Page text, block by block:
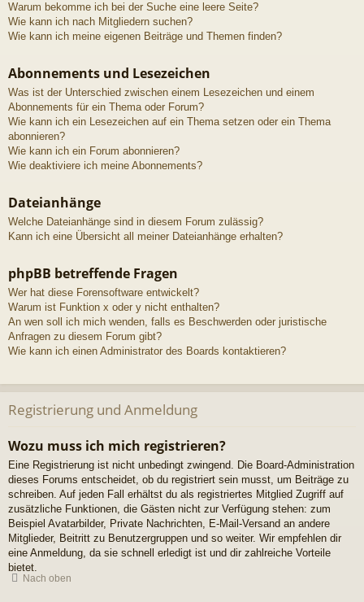
Warum bekomme ich bei der Suche eine leere Seite?
Wie kann ich nach Mitgliedern suchen?
Wie kann ich meine eigenen Beiträge und Themen finden?
Abonnements und Lesezeichen
Was ist der Unterschied zwischen einem Lesezeichen und einem
Abonnements für ein Thema oder Forum?
Wie kann ich ein Lesezeichen auf ein Thema setzen oder ein Thema
abonnieren?
Wie kann ich ein Forum abonnieren?
Wie deaktiviere ich meine Abonnements?
Dateianhänge
Welche Dateianhänge sind in diesem Forum zulässig?
Kann ich eine Übersicht all meiner Dateianhänge erhalten?
phpBB betreffende Fragen
Wer hat diese Forensoftware entwickelt?
Warum ist Funktion x oder y nicht enthalten?
An wen soll ich mich wenden, falls es Beschwerden oder juristische
Anfragen zu diesem Forum gibt?
Wie kann ich einen Administrator des Boards kontaktieren?
Registrierung und Anmeldung
Wozu muss ich mich registrieren?
Eine Registrierung ist nicht unbedingt zwingend. Die Board-Administration
dieses Forums entscheidet, ob du registriert sein musst, um Beiträge zu
schreiben. Auf jeden Fall erhältst du als registriertes Mitglied Zugriff auf
zusätzliche Funktionen, die Gästen nicht zur Verfügung stehen: zum
Beispiel Avatarbilder, Private Nachrichten, E-Mail-Versand an andere
Mitglieder, Beitritt zu Benutzergruppen und so weiter. Wir empfehlen dir
eine Anmeldung, da sie schnell erledigt ist und dir zahlreiche Vorteile
bietet.
Nach oben